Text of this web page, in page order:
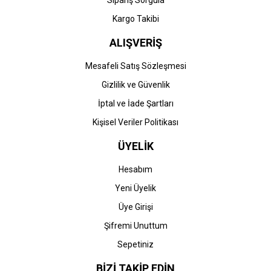
Kargo Takibi
ALIŞVERİŞ
Mesafeli Satış Sözleşmesi
Gizlilik ve Güvenlik
İptal ve İade Şartları
Kişisel Veriler Politikası
ÜYELİK
Hesabım
Yeni Üyelik
Üye Girişi
Şifremi Unuttum
Sepetiniz
BİZİ TAKİP EDİN